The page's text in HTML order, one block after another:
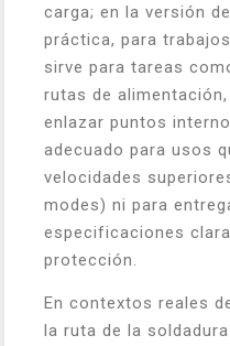
carga; en la versión
práctica, para
sirve para tareas
rutas de
enlazar puntos
adecuado para usos
velocidades
modes) ni para
especificaciones
protección.
En contextos reales
la ruta de la